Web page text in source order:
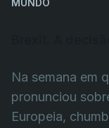
MUNDO
Na semana em
pronunciou
Europeia,